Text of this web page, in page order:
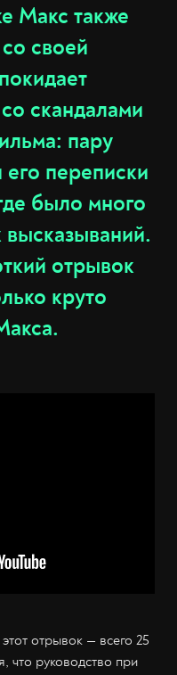
Макс также
своей
скандалами
пару
его переписки
было много
высказываний.
отрывок
круто
отрывок — всего 25
что руководство при